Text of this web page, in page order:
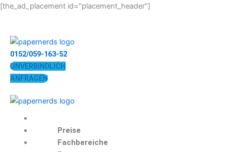
[the_ad_placement id="placement_header"]
Zum
0152/059-163-52
UNVERBINDLICH
ANFRAGEN
Preise
Fachbereiche